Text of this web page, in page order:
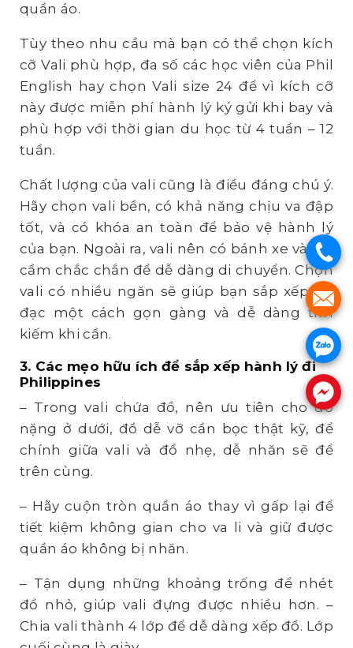
quần áo.
Tùy theo nhu cầu mà bạn có thể chọn kích
cỡ Vali phù hợp, đa số các học viên của Phil
English hay chọn Vali size 24 để vì kích cỡ
này được miễn phí hành lý ký gửi khi bay và
phù hợp với thời gian du học từ 4 tuần – 12
tuần.
Chất lượng của vali cũng là điều đáng chú ý.
Hãy chọn vali bền, có khả năng chịu va đập
tốt, và có khóa an toàn để bảo vệ hành lý
của bạn. Ngoài ra, vali nên có bánh xe và tay
cầm chắc chắn để dễ dàng di chuyển. Chọn
vali có nhiều ngăn sẽ giúp bạn sắp xếp đồ
đạc một cách gọn gàng và dễ dàng tìm
kiếm khi cần.
3. Các mẹo hữu ích để sắp xếp hành lý đi
Philippines
– Trong vali chứa đồ, nên ưu tiên cho đồ
nặng ở dưới, đồ dễ vỡ cần bọc thật kỹ, để
chính giữa vali và đồ nhẹ, dễ nhăn sẽ để
trên cùng.
– Hãy cuộn tròn quần áo thay vì gấp lại để
tiết kiệm không gian cho va li và giữ được
quần áo không bị nhăn.
– Tận dụng những khoảng trống để nhét
đồ nhỏ, giúp vali đựng được nhiều hơn. –
Chia vali thành 4 lớp để dễ dàng xếp đồ. Lớp
.
.
.
.